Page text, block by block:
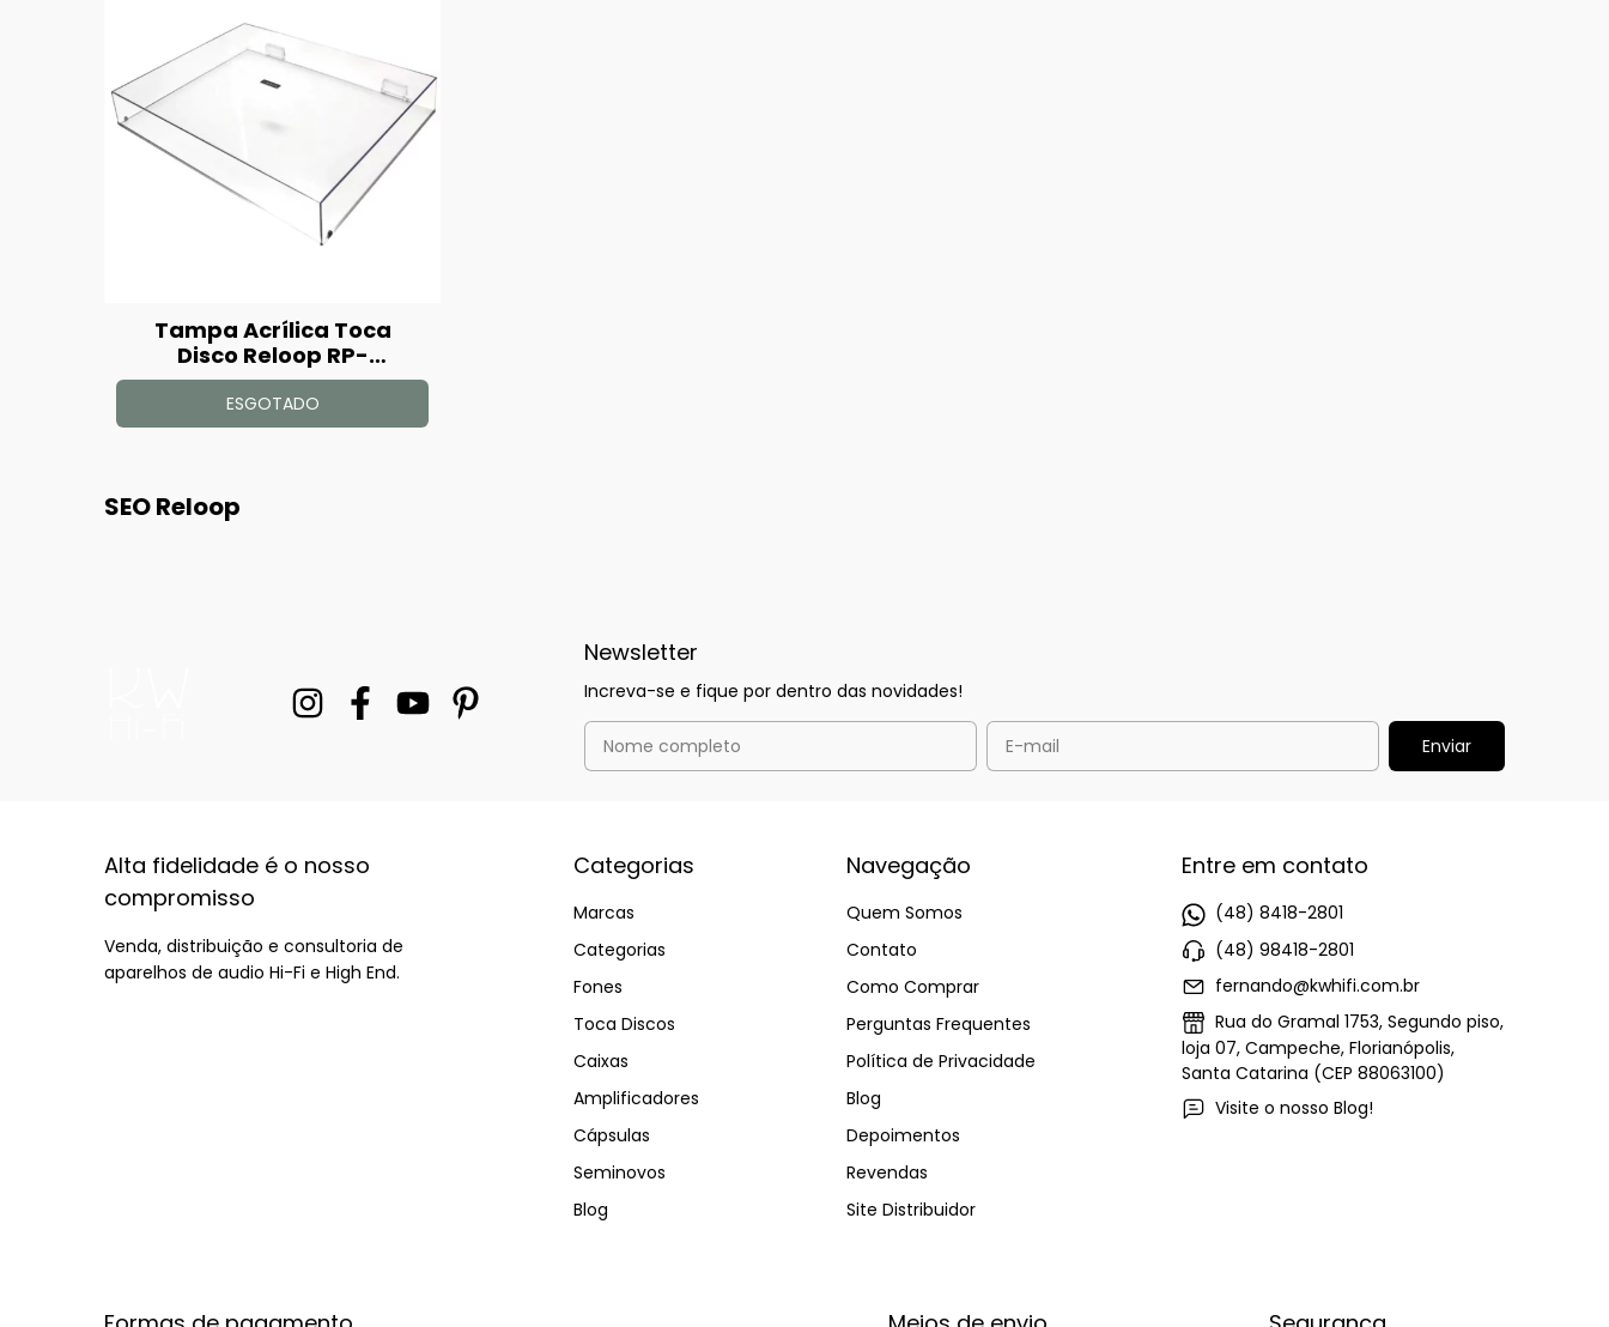
Tampa Acrílica Toca
Disco Reloop RP-
1000/RP-2000/RP-4000
MK1 / MK2
ESGOTADO
SEO Reloop
Newsletter
Increva-se e fique por dentro das novidades!
Alta fidelidade é o nosso
compromisso
Venda, distribuição e consultoria de
aparelhos de audio Hi-Fi e High End.
Categorias
Marcas
Categorias
Fones
Toca Discos
Caixas
Amplificadores
Cápsulas
Seminovos
Blog
Navegação
Quem Somos
Contato
Como Comprar
Perguntas Frequentes
Política de Privacidade
Blog
Depoimentos
Revendas
Site Distribuidor
Entre em contato
(48) 8418-2801
(48) 98418-2801
fernando@kwhifi.com.br
Rua do Gramal 1753, Segundo piso,
loja 07, Campeche, Florianópolis,
Santa Catarina (CEP 88063100)
Visite o nosso Blog!